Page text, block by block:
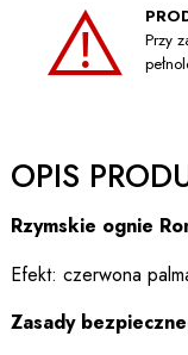
Przy
OPIS
Rzymskie ognie
Efekt: czerwona
Zasady